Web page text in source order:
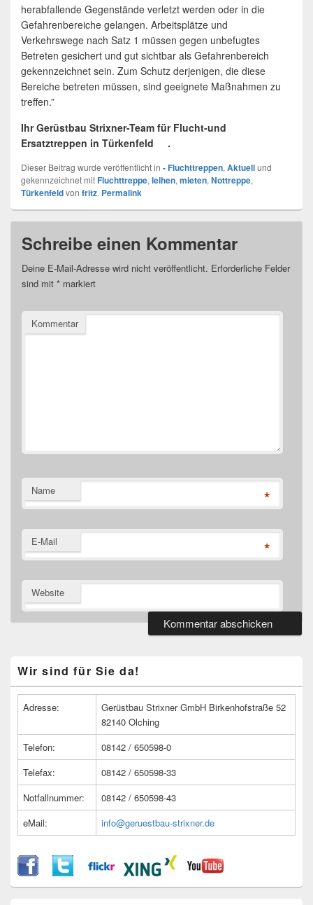
herabfallende Gegenstände verletzt werden oder in die
Gefahrenbereiche gelangen. Arbeitsplätze und
Verkehrswege nach Satz 1 müssen gegen unbefugtes
Betreten gesichert und gut sichtbar als Gefahrenbereich
gekennzeichnet sein. Zum Schutz derjenigen, die diese
Bereiche betreten müssen, sind geeignete Maßnahmen zu
treffen.”
Ihr Gerüstbau Strixner-Team für Flucht-und
Ersatztreppen in Türkenfeld .
Dieser Beitrag wurde veröffentlicht in - Fluchttreppen, Aktuellund
gekennzeichnet mitFluchttreppe, leihen, mieten, Nottreppe,
Türkenfeldvon fritz. Permalink
Schreibe einen Kommentar
Deine E-Mail-Adresse wird nicht veröffentlicht. Erforderliche Felder
sind mit * markiert
Kommentar
Name *
E-Mail *
Website
Seitenleisten
Widget-
Wir sind für Sie da!
Adresse:
Gerüstbau Strixner GmbH Birkenhofstraße 52
82140 Olching
Telefon:
08142 / 650598-0
Telefax:
08142 / 650598-33
Notfallnummer:
08142 / 650598-43
eMail:
info@geruestbau-strixner.de